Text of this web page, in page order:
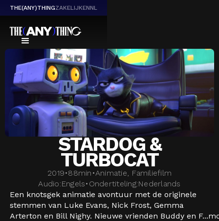
THE(ANY)THINGZAKELIJKENNL
STARDOG &
TURBOCAT
2019•88min •Animatie, Familiefilm
Audio:Engels• Ondertiteling:Nederlands
Een knotsgek animatie avontuur met de originele
stemmen van Luke Evans, Nick Frost, Gemma
Arterton en Bill Nighy. Nieuwe vrienden Buddy en F...